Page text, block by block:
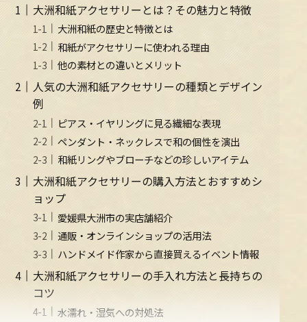
大洲和紙アクセサリーとは？その魅力と特徴
大洲和紙の歴史と特徴とは
和紙がアクセサリーに使われる理由
他の素材との違いとメリット
人気の大洲和紙アクセサリーの種類とデザイン
例
ピアス・イヤリングに見る繊細な表現
ペンダント・ネックレスで和の個性を演出
和紙リングやブローチなどの珍しいアイテム
大洲和紙アクセサリーの購入方法とおすすめシ
ョップ
愛媛県大洲市の実店舗紹介
通販・オンラインショップの活用法
ハンドメイド作家から直接買えるイベント情報
大洲和紙アクセサリーの手入れ方法と長持ちの
コツ
水濡れ・湿気への対処法